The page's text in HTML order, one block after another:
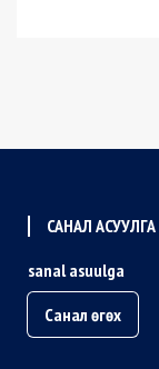
САНАЛ АСУУЛГА
sanal asuulga
Санал өгөх